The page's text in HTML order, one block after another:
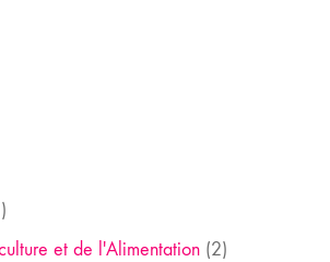
et de l'Alimentation (2)